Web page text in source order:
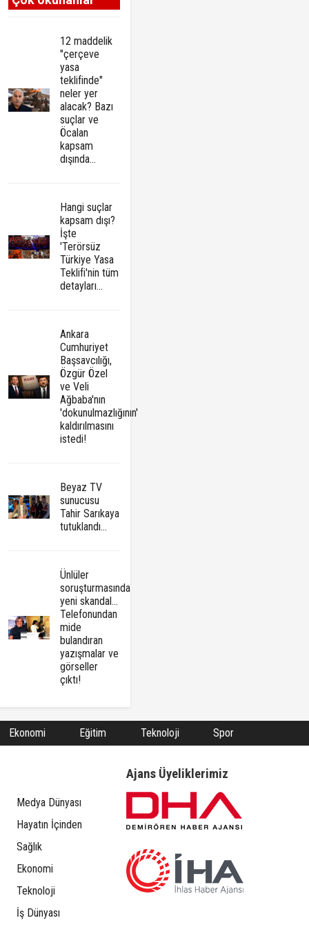
12 maddelik
"çerçeve
yasa
teklifinde"
neler yer
alacak? Bazı
suçlar ve
Öcalan
kapsam
dışında…
Hangi suçlar
kapsam dışı?
İşte
'Terörsüz
Türkiye Yasa
Teklifi'nin tüm
detayları...
Ankara
Cumhuriyet
Başsavcılığı,
Özgür Özel
ve Veli
Ağbaba'nın
'dokunulmazlığının'
kaldırılmasını
istedi!
Beyaz TV
sunucusu
Tahir Sarıkaya
tutuklandı...
Ünlüler
soruşturmasında
yeni skandal...
Telefonundan
mide
bulandıran
yazışmalar ve
görseller
çıktı!
Ekonomi Eğitim Teknoloji Spor
Medya Dünyası
Hayatın İçinden
Sağlık
Ekonomi
Teknoloji
İş Dünyası
Ajans Üyeliklerimiz